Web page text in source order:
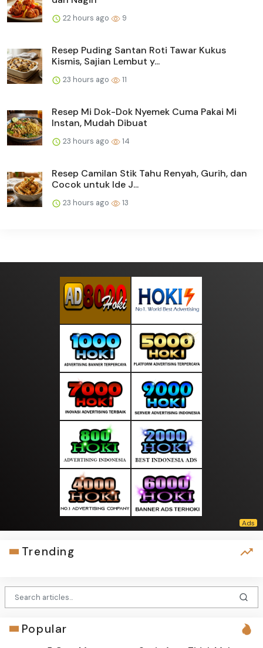
22 hours ago 9
Resep Puding Santan Roti Tawar Kukus
Kismis, Sajian Lembut y...
23 hours ago 11
Resep Mi Dok-Dok Nyemek Cuma Pakai Mi
Instan, Mudah Dibuat
23 hours ago 14
Resep Camilan Stik Tahu Renyah, Gurih, dan
Cocok untuk Ide J...
23 hours ago 13
Trending
Popular